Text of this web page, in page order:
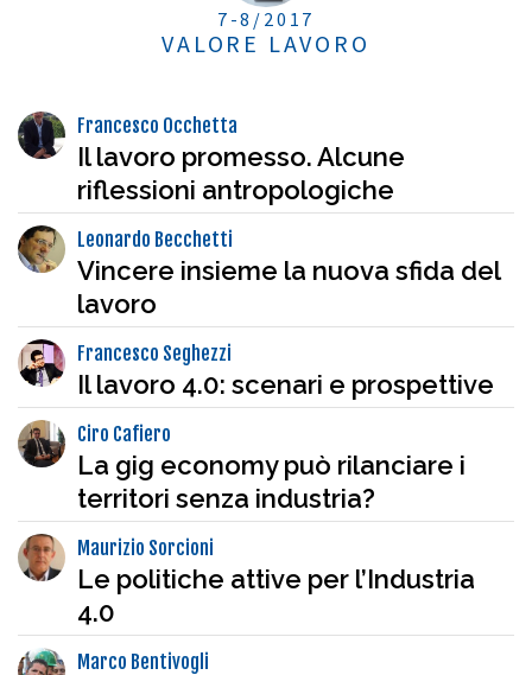
7-8/2017
VALORE LAVORO
Francesco Occhetta
Il lavoro promesso. Alcune
riflessioni antropologiche
Leonardo Becchetti
Vincere insieme la nuova sfida del
lavoro
Francesco Seghezzi
Il lavoro 4.0: scenari e prospettive
Ciro Cafiero
La gig economy può rilanciare i
territori senza industria?
Maurizio Sorcioni
Le politiche attive per l’Industria
4.0
Marco Bentivogli